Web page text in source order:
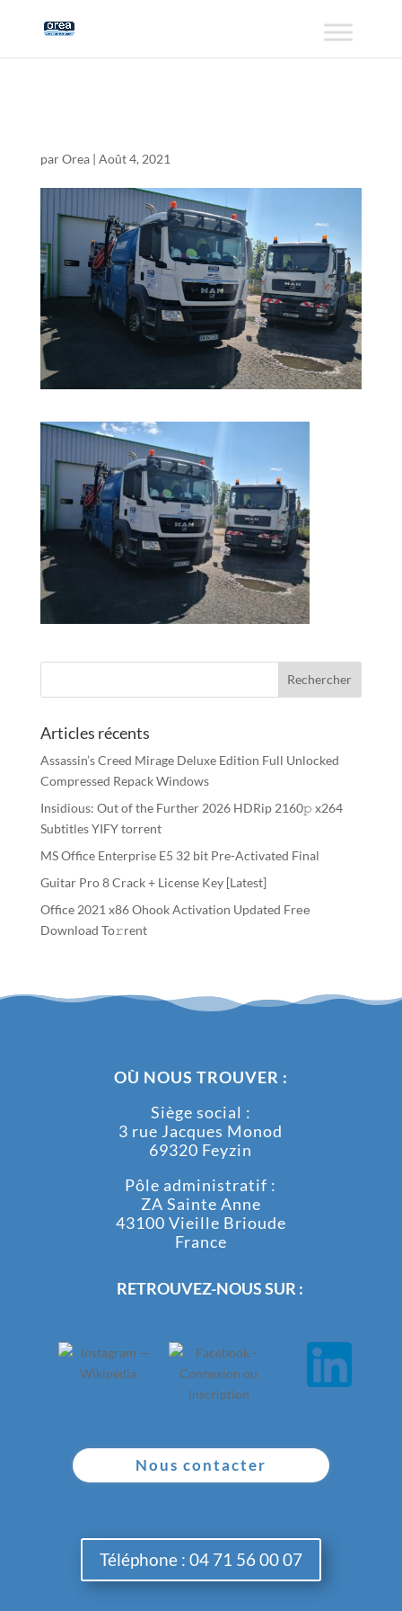
parOrea| Août 4, 2021
Articles récents
Assassin’s Creed Mirage Deluxe Edition Full Unlocked
Compressed Repack Windows
Insidious: Out of the Further 2026 HDRip 2160𝚙 x264
Subtitles YIFY torrent
MS Office Enterprise E5 32 bit Pre-Activated Final
Guitar Pro 8 Crack + License Key [Latest]
Office 2021 x86 Ohook Activation Updated Frее
Download To𝚛rent
OÙ NOUS TROUVER :
Siège social :
3 rue Jacques Monod
69320 Feyzin
Pôle administratif :
ZA Sainte Anne
43100 Vieille Brioude
France
RETROUVEZ-NOUS SUR :
Nous contacter
Téléphone : 04 71 56 00 07